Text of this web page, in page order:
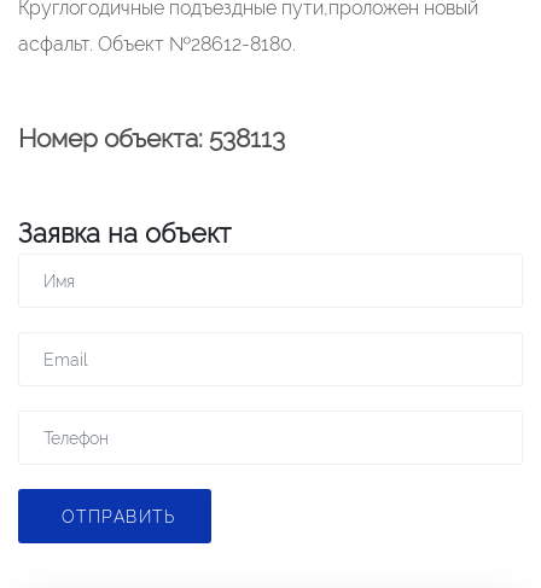
Круглогодичные подъездные пути,проложен новый
асфальт. Объект №28612-8180.
Номер объекта: 538113
Заявка на объект
ОТПРАВИТЬ